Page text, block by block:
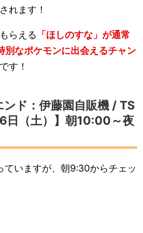
れます！
らえる 「ほしのすな」が通常
別なポケモンに出会えるチャン
す！
ド：伊藤園自販機 / TS
日（土）】朝10:00～夜
いますが、朝9:30からチェッ